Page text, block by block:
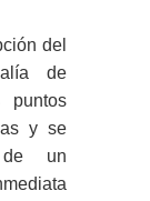
del
de
puntos
y se
de un